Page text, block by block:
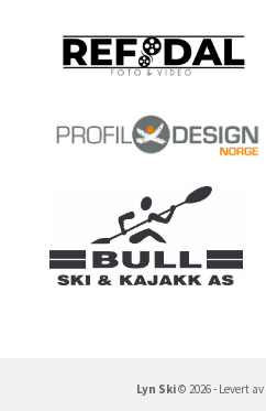
Lyn Ski© 2026 - Levert av